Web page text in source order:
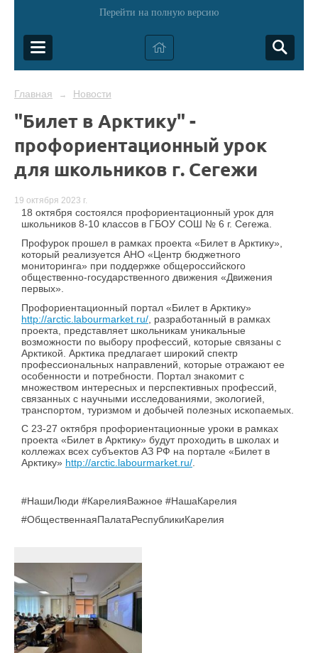
Перейти на полную версию
Главная → Новости
"Билет в Арктику" -
профориентационный урок
для школьников г. Сегежи
19 октября 2023 г.
18 октября состоялся профориентационный урок для
школьников 8-10 классов в ГБОУ СОШ № 6 г. Сегежа.
Профурок прошел в рамках проекта «Билет в Арктику»,
который реализуется АНО «Центр бюджетного
мониторинга» при поддержке общероссийского
общественно-государственного движения «Движения
первых».
Профориентационный портал «Билет в Арктику»
http://arctic.labourmarket.ru/ , разработанный в рамках
проекта, представляет школьникам уникальные
возможности по выбору профессий, которые связаны с
Арктикой. Арктика предлагает широкий спектр
профессиональных направлений, которые отражают ее
особенности и потребности. Портал знакомит с
множеством интересных и перспективных профессий,
связанных с научными исследованиями, экологией,
транспортом, туризмом и добычей полезных ископаемых.
С 23-27 октября профориентационные уроки в рамках
проекта «Билет в Арктику» будут проходить в школах и
коллежах всех субъектов АЗ РФ на портале «Билет в
Арктику» http://arctic.labourmarket.ru/.
#НашиЛюди #КарелияВажное #НашаКарелия
#ОбщественнаяПалатаРеспубликиКарелия